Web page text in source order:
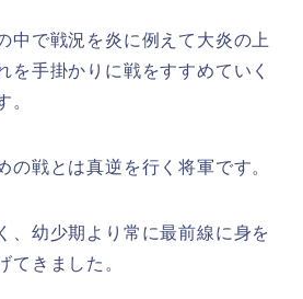
中で戦況を炎に例えて大炎の上
を手掛かりに戦をすすめていく
の戦とは真逆を行く将軍です。
、幼少期より常に最前線に身を
てきました。